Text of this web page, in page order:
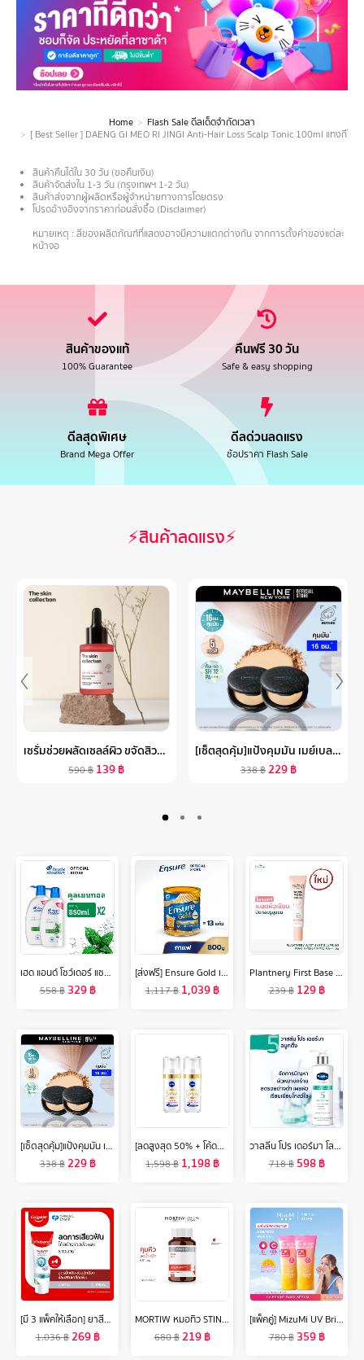
Home
Flash Sale ดีลเด็ดจำกัดเวลา
[ Best Seller ] DAENG GI MEO RI JINGI Anti-Hair Loss Scalp Tonic 100ml แทงกี
สินค้าคืนได้ใน 30 วัน (ขอคืนเงิน)
สินค้าจัดส่งใน 1-3 วัน (กรุงเทพฯ 1-2 วัน)
สินค้าส่งจากผู้ผลิตหรือผู้จำหน่ายทางการโดยตรง
โปรดอ้างอิงจากราคาก่อนสั่งซื้อ (Disclaimer)
หมายเหตุ : สีของผลิตภัณฑ์ที่แสดงอาจมีความแตกต่างกัน จากการตั้งค่าของแต่ละ
หน้าจอ
สินค้าของแท้
100% Guarantee
คืนฟรี 30 วัน
Safe & easy shopping
ดีลสุดพิเศษ
Brand Mega Offer
ดีลด่วนลดแรง
ช้อปราคา Flash Sale
⚡สินค้าลดแรง⚡
เซรั่มช่วยผลัดเซลล์ผิว ขจัดสิวอุดตัน เผยผิวที่ดูใส THE SKIN COLLECTION SERUM AHA10% + BHA2% ขนาด 30ML
590฿ 139฿
[เซ็ตสุดคุ้ม]แป้งคุมมัน เมย์เบลลีน ฟิตมี แมท+พอร์เลส คุมมัน16ชม. 6กรัม MAYBELLINE FIT ME MATTE+PORELESS POWDER 6G(เครื่องสำอาง,แป้งตลับ,แป้งพัฟ)
338฿229฿
เฮด แอนด์ โชว์เดอร์ แชมพูขจัดรังแค 850 มล. x2 ผลิตภัณฑ์ดูแลผม Head & Shoulders Anti Dandruff Shampoo 850 ml. x2
558฿ 329฿
[ส่งฟรี] Ensure Gold เอนชัวร์ โกลด์ กลิ่นกาแฟ 800g 1 กระป๋อง Ensure Gold Coffee 800g x1
1,117฿ 1,039฿
Plantnery First Base Blurring Pore Primer SPF15 PA++ 15 g ไพรเมอร์ออลอินวัน เบลอผิวเนียน ปิดกลบทุกรูขุมขน คุมมัน เมคอัพติดทน
239฿ 129฿
[เซ็ตสุดคุ้ม]แป้งคุมมัน เมย์เบลลีน ฟิตมี แมท+พอร์เลส คุมมัน16ชม. 6กรัม Maybelline FIT ME MATTE+PORELESS POWDER 6g(เครื่องสำอาง,แป้งตลับ,แป้งพัฟ)
338฿229฿
[ลดสูงสุด 50% + โค้ดลดเพิ่ม 20%]นีเวีย ลูมินัส630 แอนตี้สปอต แอดวานซ์ ดาร์ค สปอต เซรั่ม 30 มล. 2 ชิ้น NIVEA ไทอามิดอล
1,598฿ 1,198฿
วาสลีน โปร เดอร์มา โลชั่น บอดี้แอมพูล เข้มข้นเหมือนเซรั่มผิวหน้า 250 มล. Vaseline Proderma Body Lotion 250 ml.
718฿ 598฿
[มี 3 แพ็คให้เลือก] ยาสีฟัน คอลเกต เซนซิทีฟ โปรรีลีฟ ออริจินัล 110 กรัม Colgate Sensitive Pro Relief Original Toothpaste 110g
1,036฿269฿
MORTIW หมอทิว STINI ลดน้ำหนัก คุมหิว เผาผลาญไขมัน ควบคุมน้ำหนัก บล็อกแป้งน้ำตาล เอสทีนี่ 30 แคปซูล 681 mg.
680฿219฿
[แพ็คคู่] MizuMi UV Bright Body Serum (180 ml ) เซรั่มกันแดดทาผิวกาย เบาสบายผิว หอมละมุน ปกป้องผิวจากแดดและมลภาวะ
780฿ 359฿